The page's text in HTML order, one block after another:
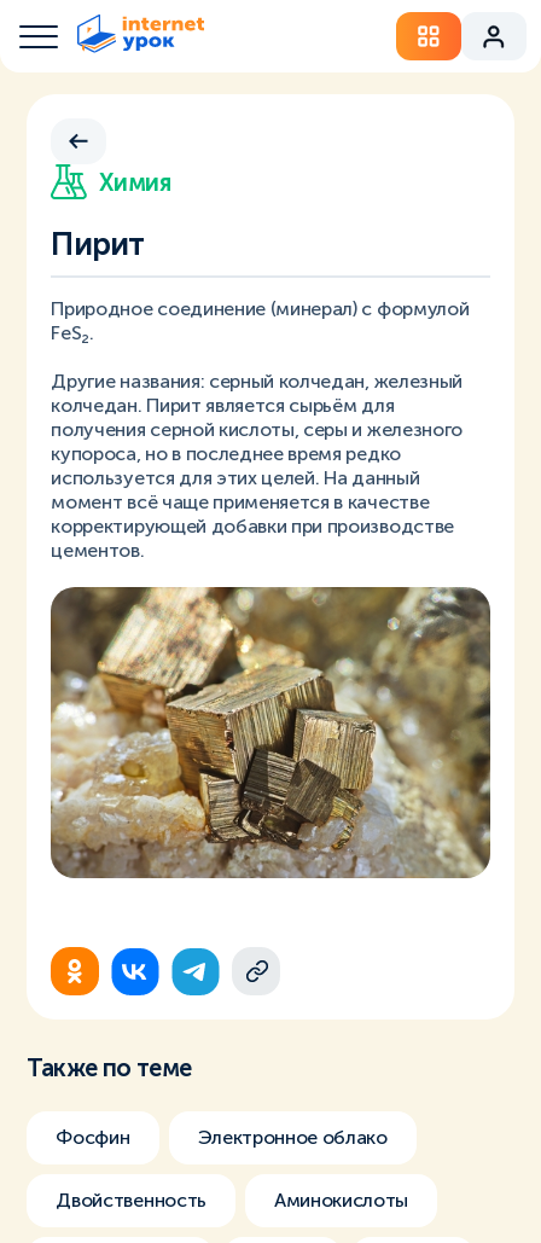
Химия
Пирит
Природное соединение (минерал) с формулой
FeS₂.
Другие названия: серный колчедан, железный
колчедан. Пирит является сырьём для
получения серной кислоты, серы и железного
купороса, но в последнее время редко
используется для этих целей. На данный
момент всё чаще применяется в качестве
корректирующей добавки при производстве
цементов.
Также по теме
Фосфин Электронное облако
Двойственность Аминокислоты